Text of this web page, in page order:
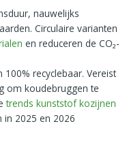
nauwelijks
Circulaire varianten
en reduceren de CO₂-
recyclebaar. Vereist
om koudebruggen te
trends kunststof kozijnen
in 2025 en 2026